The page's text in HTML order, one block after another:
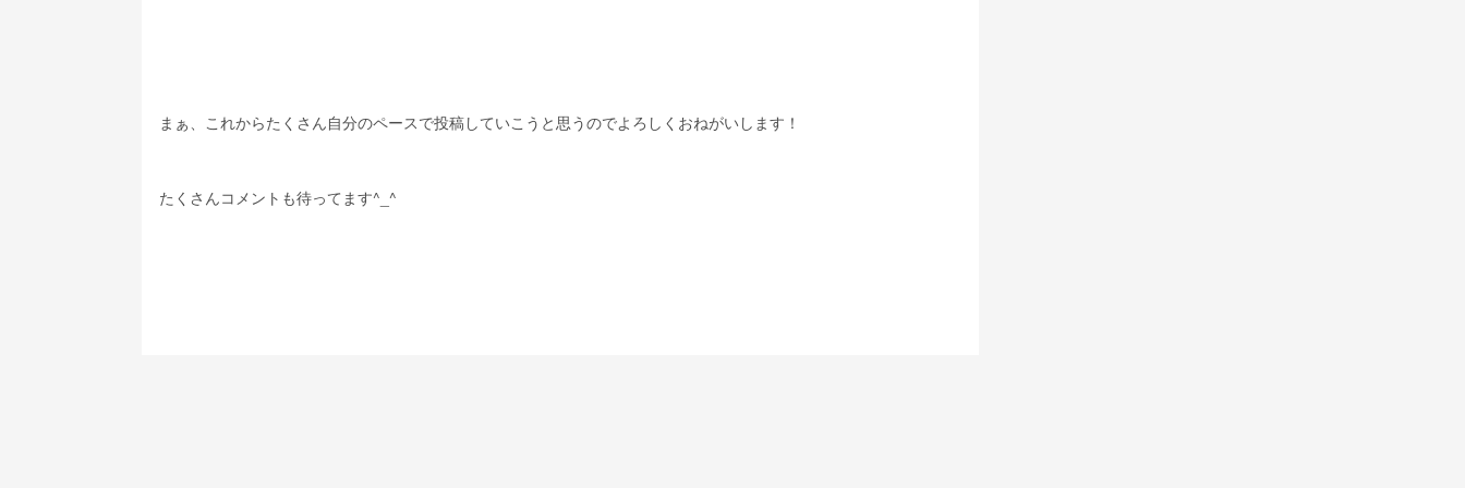
まぁ、これからたくさん自分のペースで投稿していこうと思うのでよろしくおねがいします！
たくさんコメントも待ってます^_^